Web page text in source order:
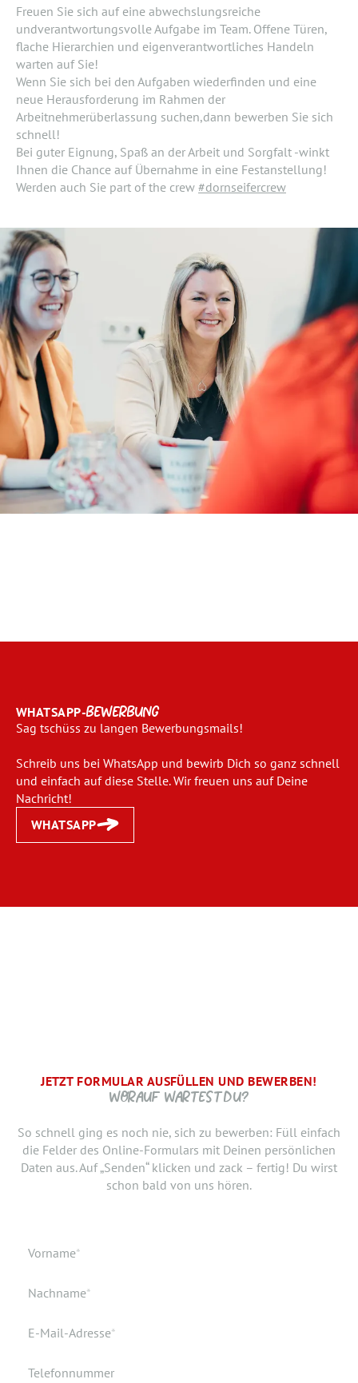
Freuen Sie sich auf eine abwechslungsreiche
undverantwortungsvolle Aufgabe im Team. Offene Türen,
flache Hierarchien und eigenverantwortliches Handeln
warten auf Sie!
Wenn Sie sich bei den Aufgaben wiederfinden und eine
neue Herausforderung im Rahmen der
Arbeitnehmerüberlassung suchen,dann bewerben Sie sich
schnell!
Bei guter Eignung, Spaß an der Arbeit und Sorgfalt -winkt
Ihnen die Chance auf Übernahme in eine Festanstellung!
Werden auch Sie part of the crew #dornseifercrew
WHATSAPP-BEWERBUNG
Sag tschüss zu langen Bewerbungsmails!
Schreib uns bei WhatsApp und bewirb Dich so ganz schnell
und einfach auf diese Stelle. Wir freuen uns auf Deine
Nachricht!
WHATSAPP
JETZT FORMULAR AUSFÜLLEN UND BEWERBEN!
WORAUF WARTEST DU?
So schnell ging es noch nie, sich zu bewerben: Füll einfach
die Felder des Online-Formulars mit Deinen persönlichen
Daten aus. Auf „Senden“ klicken und zack – fertig! Du wirst
schon bald von uns hören.
Pflichtfeld
Vorname*
Pflichtfeld
Nachname*
Pflichtfeld
E-Mail-Adresse*
Telefonnummer
BRAUCHEN WIR NOCH ...
SCHRITT.
bist, den neuen Job anzutreten. Du möchtest Deiner
Bewerbung doch noch einen Lebenslauf oder ein anderes
Dokument hinzufügen? Hier kannst Du es hochladen.
Verfügbar ab
Dokumente
Ich akzeptiere die elektronische Speicherung meiner Daten
DANKE, WIR FREUEN UNS AUF DICH UND MELDEN UNS